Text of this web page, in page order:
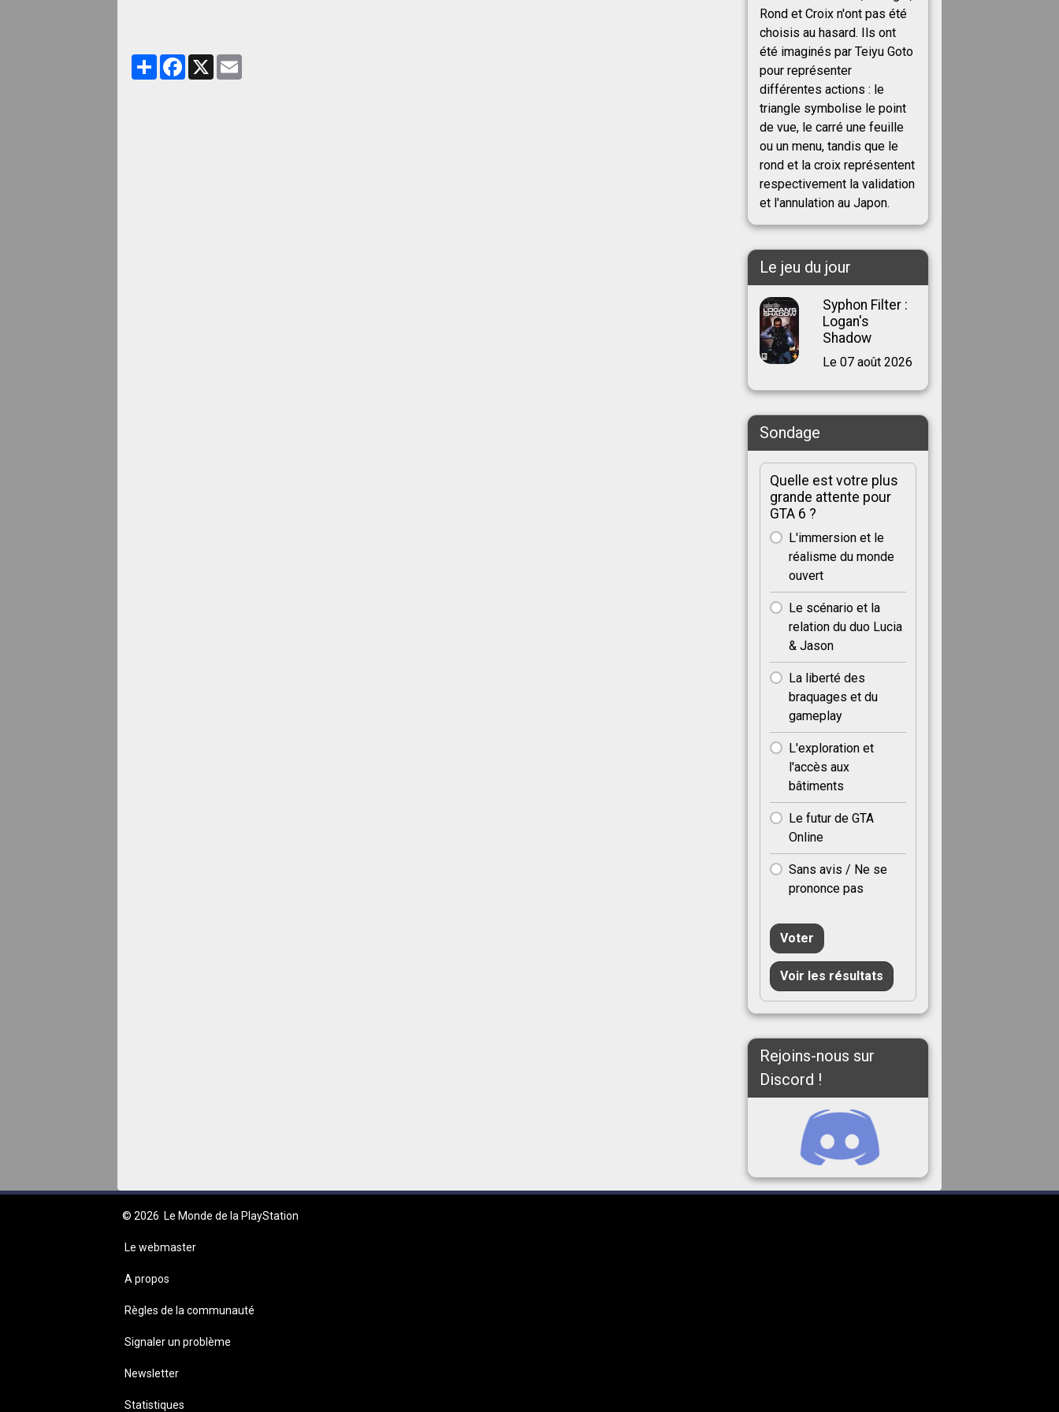
PartagerFacebook
X
Rond et Croix n'ont pas été
choisis au hasard. Ils ont
été imaginés par Teiyu Goto
pour représenter
différentes actions : le
triangle symbolise le point
de vue, le carré une feuille
ou un menu, tandis que le
rond et la croix représentent
respectivement la validation
et l'annulation au Japon.
Le jeu du jour
Syphon Filter :
Logan's
Shadow
Le 07 août 2026
Sondage
Quelle est votre plus
grande attente pour
GTA 6 ?
L'immersion et le
réalisme du monde
ouvert
Le scénario et la
relation du duo Lucia
& Jason
La liberté des
braquages et du
gameplay
L'exploration et
l'accès aux
bâtiments
Le futur de GTA
Online
Sans avis / Ne se
prononce pas
Voter
Voir les résultats
Rejoins-nous sur
Discord !
© 2026 Le Monde de la PlayStation
Le webmaster
A propos
Règles de la communauté
Signaler un problème
Newsletter
Statistiques